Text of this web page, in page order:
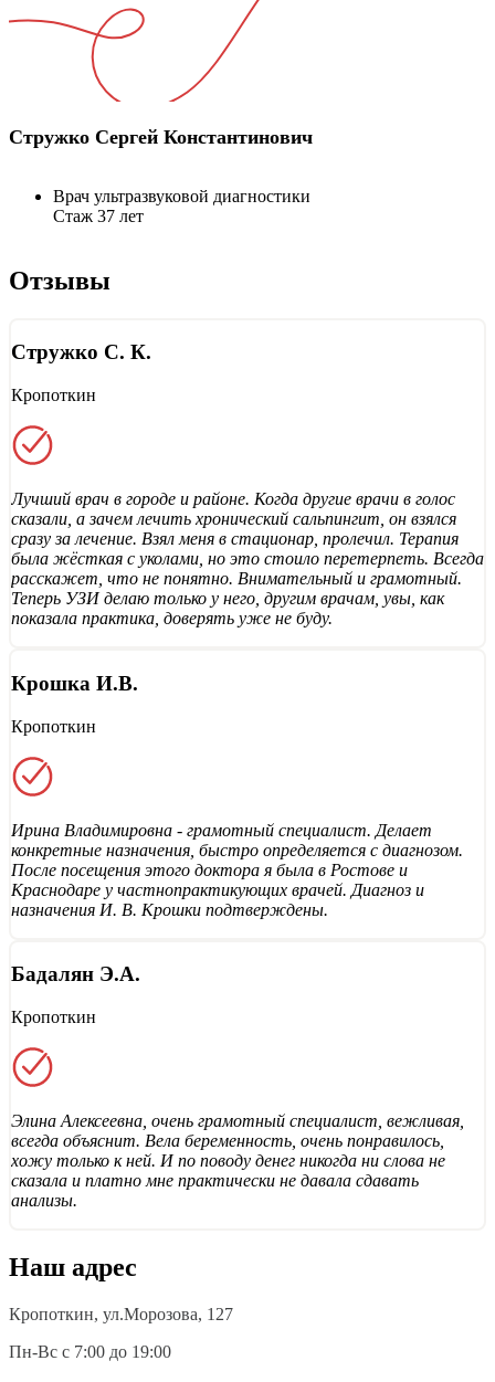
Стружко Сергей Константинович
Врач ультразвуковой диагностики
Стаж 37 лет
Отзывы
Стружко С. К.
Кропоткин
Лучший врач в городе и районе. Когда другие врачи в голос
сказали, а зачем лечить хронический сальпингит, он взялся
сразу за лечение. Взял меня в стационар, пролечил. Терапия
была жёсткая с уколами, но это стоило перетерпеть. Всегда
расскажет, что не понятно. Внимательный и грамотный.
Теперь УЗИ делаю только у него, другим врачам, увы, как
показала практика, доверять уже не буду.
Крошка И.В.
Кропоткин
Ирина Владимировна - грамотный специалист. Делает
конкретные назначения, быстро определяется с диагнозом.
После посещения этого доктора я была в Ростове и
Краснодаре у частнопрактикующих врачей. Диагноз и
назначения И. В. Крошки подтверждены.
Бадалян Э.А.
Кропоткин
Элина Алексеевна, очень грамотный специалист, вежливая,
всегда объяснит. Вела беременность, очень понравилось,
хожу только к ней. И по поводу денег никогда ни слова не
сказала и платно мне практически не давала сдавать
анализы.
Наш адрес
Кропоткин, ул.Морозова, 127
Пн-Вс с 7:00 до 19:00